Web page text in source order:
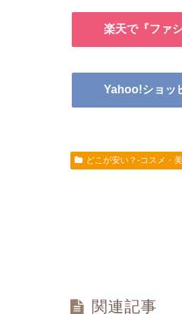
楽天で『ファ
Yahoo!ショッ
どこが安い？-コスメ・
関連記事